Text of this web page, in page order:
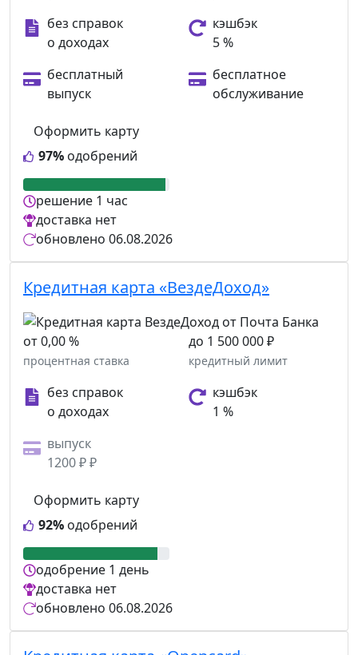
без справок
о доходах
кэшбэк
5 %
бесплатный
выпуск
бесплатное
обслуживание
97% одобрений
Оформить карту
решение 1 час
доставка нет
обновлено 06.08.2026
Кредитная карта «ВездеДоход»
от 0,00 %
процентная ставка
до 1 500 000 ₽
кредитный лимит
без справок
о доходах
кэшбэк
1 %
выпуск
1200 ₽ ₽
92% одобрений
Оформить карту
одобрение 1 день
доставка нет
обновлено 06.08.2026